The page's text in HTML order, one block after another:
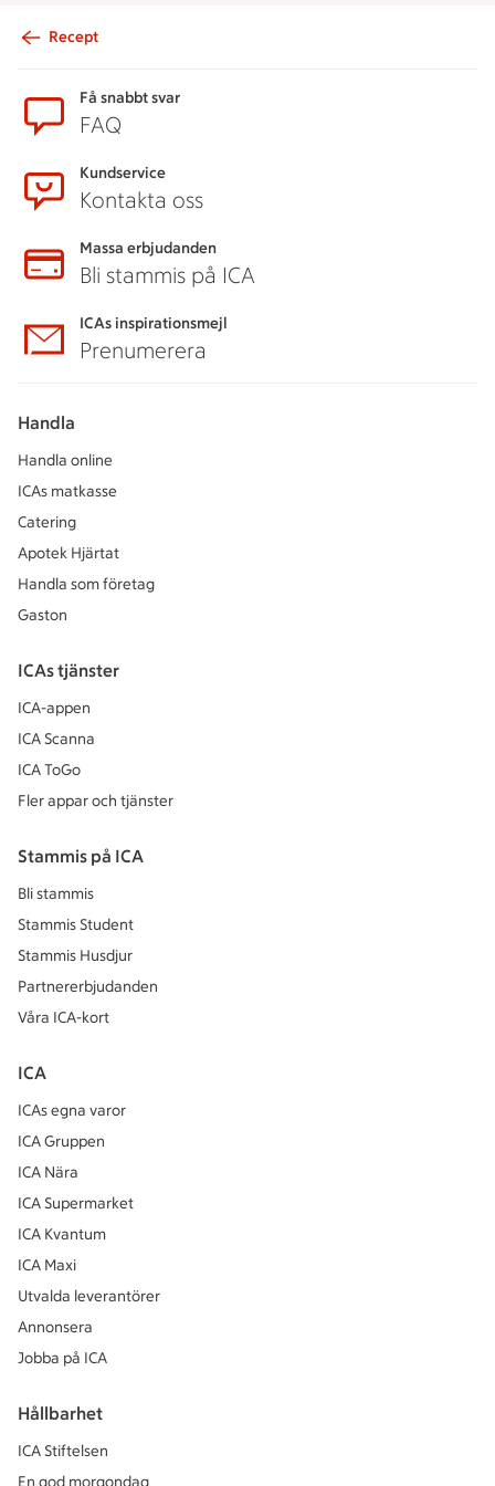
Recept
Få snabbt svar
FAQ
Kundservice
Kontakta oss
Massa erbjudanden
Bli stammis på ICA
ICAs inspirationsmejl
Prenumerera
Handla
Handla online
ICAs matkasse
Catering
Apotek Hjärtat
Handla som företag
Gaston
ICAs tjänster
ICA-appen
ICA Scanna
ICA ToGo
Fler appar och tjänster
Stammis på ICA
Bli stammis
Stammis Student
Stammis Husdjur
Partnererbjudanden
Våra ICA-kort
ICA
ICAs egna varor
ICA Gruppen
ICA Nära
ICA Supermarket
ICA Kvantum
ICA Maxi
Utvalda leverantörer
Annonsera
Jobba på ICA
Hållbarhet
ICA Stiftelsen
En god morgondag